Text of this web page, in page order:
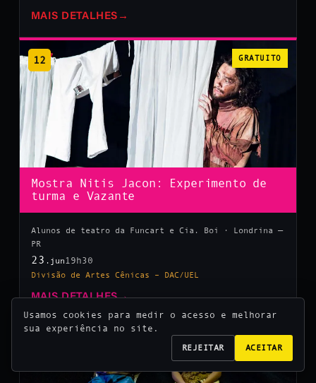
MAIS DETALHES →
12 GRATUITO
Mostra Nitis Jacon: Experimento de
turma e Vazante
Alunos de teatro da Funcart e Cia. Boi · Londrina —
PR
23 .jun 19h30
Divisão de Artes Cênicas – DAC/UEL
MAIS DETALHES→
Usamos cookies para medir o acesso e melhorar
sua experiência no site.
REJEITAR ACEITAR